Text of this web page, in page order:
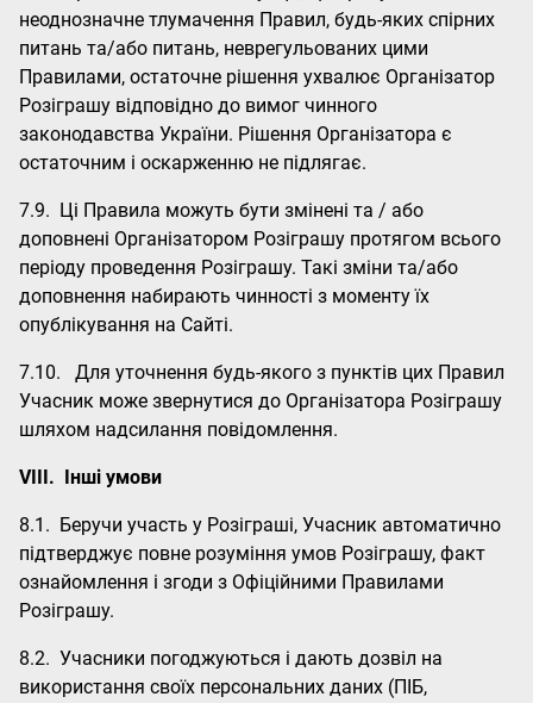
неоднозначне тлумачення Правил, будь-яких спірних
питань та/або питань, неврегульованих цими
Правилами, остаточне рішення ухвалює Організатор
Розіграшу відповідно до вимог чинного
законодавства України. Рішення Організатора є
остаточним і оскарженню не підлягає.
7.9. Ці Правила можуть бути змінені та / або
доповнені Організатором Розіграшу протягом всього
періоду проведення Розіграшу. Такі зміни та/або
доповнення набирають чинності з моменту їх
опублікування на Сайті.
7.10. Для уточнення будь-якого з пунктів цих Правил
Учасник може звернутися до Організатора Розіграшу
шляхом надсилання повідомлення.
VIII. Інші умови
8.1. Беручи участь у Розіграші, Учасник автоматично
підтверджує повне розуміння умов Розіграшу, факт
ознайомлення і згоди з Офіційними Правилами
Розіграшу.
8.2. Учасники погоджуються і дають дозвіл на
використання своїх персональних даних (ПІБ,